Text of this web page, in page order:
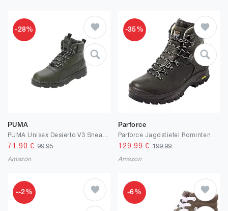
-28%
PUMA
71.90 €99.95
Amazon
-35%
Parforce
129.99 € 199.99
Amazon
--2% -6%